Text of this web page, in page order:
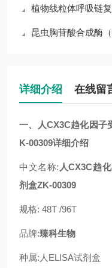
植物线粒体呼吸链
昆虫胸苷酸合成酶
详细介绍 在线留
一、人CX3C趋化因子
K-00309详细介绍
中文名称: 人CX3C趋
剂盒ZK-00309
规格: 48T /96T
品牌:臻科生物
种属:人ELISA试剂盒